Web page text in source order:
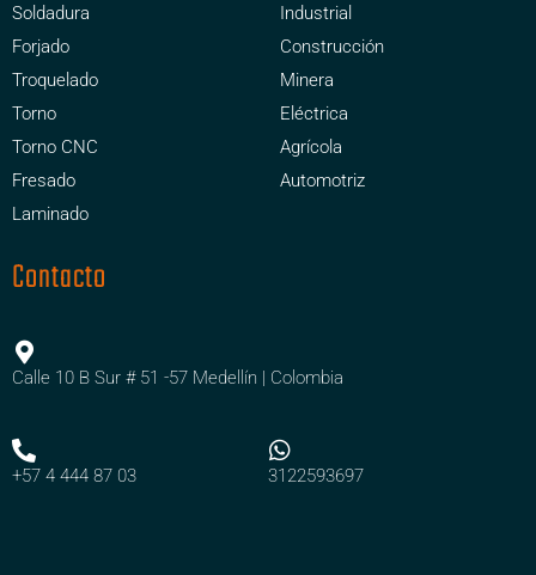
Soldadura
Forjado
Troquelado
Torno
Torno CNC
Fresado
Laminado
Industrial
Construcción
Minera
Eléctrica
Agrícola
Automotriz
Contacto
Calle 10 B Sur # 51 -57 Medellín | Colombia
+57 4 444 87 03 3122593697